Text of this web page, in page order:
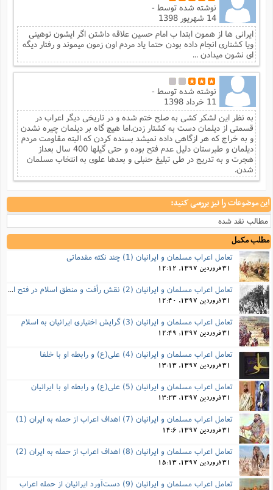
نوشته شده توسط-
14 شهریور 1398
ایرانی ها از همون ابتدا ب امام حسین علاقه داشتن اگر ایشون توهینی
ویا کشتاری انجام داده بودن حتما یاد مردم اون زمون میموند و رفتار دیگه
ای نشون میدادن ...
نوشته شده توسط-
11 خرداد 1398
به نظر این لشکر کشی به صلح ختم شده و در تاریخی دیگر اعراب در
قسمتی از دیلمان دست به کشتار زدن.اما هیچ گاه بر دیلمان چیره نشدن
و به خراج که هر ازگاهی داده نمیشد بسنده کردن که البته مقاومت مردم
دیلمان و طبرستان دلیل عدم فتح بوده و حتی گیلها 400 سال بعداز
هجرت و به تدریج در طی تبلیغ حنبلی و بعدها علوی به انتخاب مسلمان
شدن.
این موضوعات را نیز بررسی کنید:
مطالب نقد شده
مطلب مکمل
تعامل اعراب مسلمان و ایرانیان (1) چند نکته مقدماتی
31 فروردین 1397, 12:12
تعامل اعراب مسلمان و ایرانیان (2) نقش رأفت و منطق اسلام در فتح ایران
31 فروردین 1397, 12:40
تعامل اعراب مسلمان و ایرانیان (3) گرایش اختیاری ایرانیان به اسلام
31 فروردین 1397, 12:49
تعامل اعراب مسلمان و ایرانیان (4) علی(ع) و رابطه او با خلفا
31 فروردین 1397, 13:13
تعامل اعراب مسلمان و ایرانیان (5) علی(ع) و رابطه‌ او با ایرانیان
31 فروردین 1397, 13:23
تعامل اعراب مسلمان و ایرانیان (7) اهداف اعراب از حمله به ایران (1)
31 فروردین 1397, 14:6
تعامل اعراب مسلمان و ایرانیان (8) اهداف اعراب از حمله به ایران (2)
31 فروردین 1397, 15:13
تعامل اعراب مسلمان و ایرانیان (9) دست‌آورد ایرانیان از حمله اعراب